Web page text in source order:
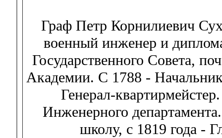
Граф Петр Корнилиевич
военный инженер и
Государственного Совета,
Академии. С 1788 -
Генерал-
Инженерного
школу, с 1819 года -